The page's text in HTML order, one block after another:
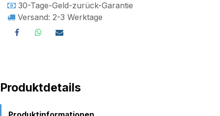
30-Tage-Geld-zurück-Garantie
Versand: 2-3 Werktage
Produktdetails